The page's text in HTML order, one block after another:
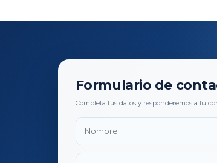
Formulario de